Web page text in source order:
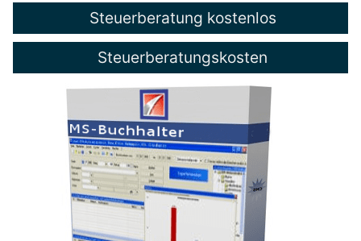
Steuerberatung kostenlos
Steuerberatungskosten